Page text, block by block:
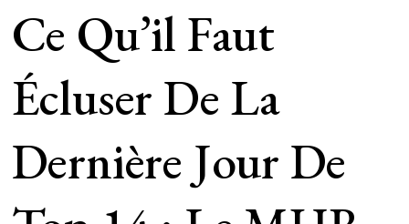
Ce Qu’il Faut
Écluser De La
Dernière Jour De